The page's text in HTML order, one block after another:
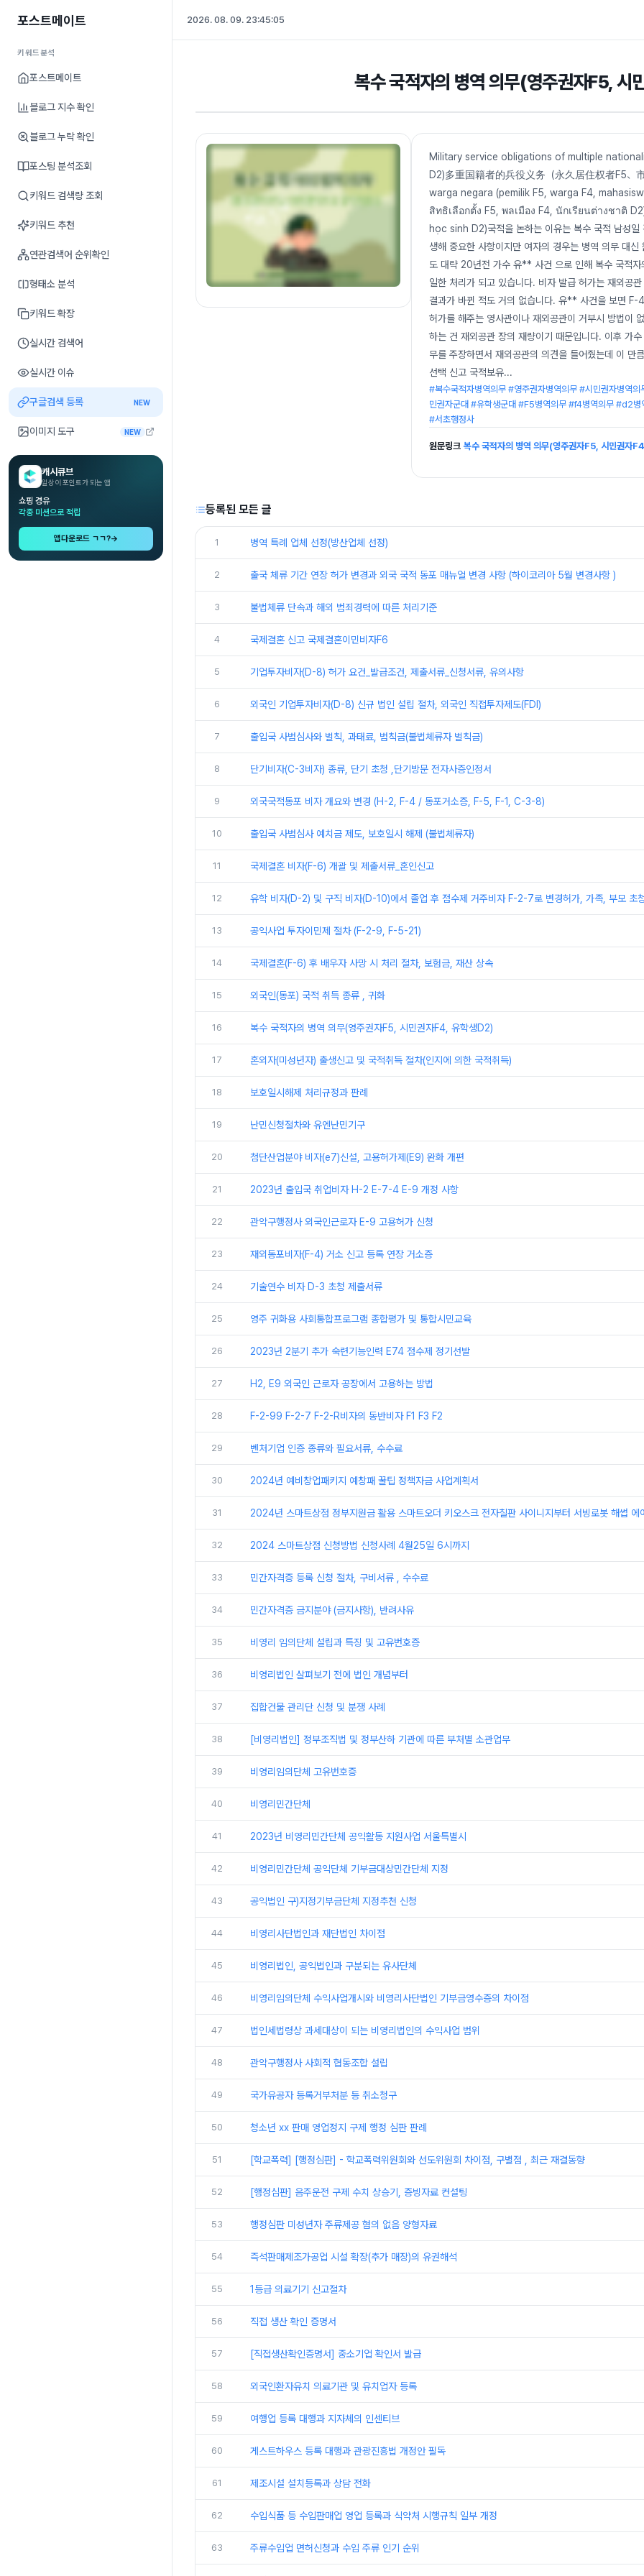
포스트메이트
키워드분석
포스트메이트
블로그 지수 확인
블로그 누락 확인
포스팅 분석조회
키워드 검색량 조회
키워드 추천
연관검색어 순위확인
형태소 분석
키워드 확장
실시간 검색어
실시간 이슈
구글검색 등록 NEW
이미지 도구 NEW
캐시큐브
일상이 포인트가 되는 앱
쇼핑 경유
각종 미션으로 적립
앱다운로드 ㄱㄱ?→
2026. 08. 09. 23:45:05
복수 국적자의 병역 의무(영주권자F5,
Military service obligations of multiple
D2)多重国籍者的兵役义务（永久居住权者F5
warga negara (pemilik F5, warga F4,
สิทธิเลือกตั้ง F5, พลเมือง F4, นักเรียนต่างชาติ
học sinh D2)국적을 논하는 이유는 복수 국적 남성일
생해 중요한 사항이지만 여자의 경우는 병역 의무 대
도 대략 20년전 가수 유** 사건 으로 인해 복수 국적
일한 처리가 되고 있습니다. 비자 발급 허가는 재외공
결과가 바뀐 적도 거의 없습니다. 유** 사건을 보면
허가를 해주는 영사관이나 재외공관이 거부시 방법이
하는 건 재외공관 장의 재량이기 때문입니다. 이후 가
무를 주장하면서 재외공관의 의견을 들어줬는데 이 만
선택 신고 국적보유...
#복수국적자병역의무 #영주권자병역의무 #시민권자병역
민권자군대 #유학생군대 #F5병역의무 #f4병역의무 #d2
#서초행정사
원문링크 복수 국적자의 병역 의무(영주권자F5, 시민권자
등록된 모든 글
1 병역 특례 업체 선정(방산업체 선정)
2 출국 체류 기간 연장 허가 변경과 외국 국적 동포 매뉴얼 변경 사항 (하이코리아 5월 변경사항 )
3 불법체류 단속과 해외 범죄경력에 따른 처리기준
4 국제결혼 신고 국제결혼이민비자F6
5 기업투자비자(D-8) 허가 요건_발급조건, 제출서류_신청서류, 유의사항
6 외국인 기업투자비자(D-8) 신규 법인 설립 절차, 외국인 직접투자제도(FDI)
7 출입국 사범심사와 벌칙, 과태료, 범칙금(불법체류자 벌칙금)
8 단기비자(C-3비자) 종류, 단기 초청 ,단기방문 전자사증인정서
9 외국국적동포 비자 개요와 변경 (H-2, F-4 / 동포거소증, F-5, F-1, C-3-8)
10 출입국 사범심사 예치금 제도, 보호일시 해제 (불법체류자)
11 국제결혼 비자(F-6) 개괄 및 제출서류_혼인신고
12 유학 비자(D-2) 및 구직 비자(D-10)에서 졸업 후 점수제 거주비자 F-2-7로 변경허가, 가족, 부모 초
13 공익사업 투자이민제 절차 (F-2-9, F-5-21)
14 국제결혼(F-6) 후 배우자 사망 시 처리 절차, 보험금, 재산 상속
15 외국인(동포) 국적 취득 종류 , 귀화
16 복수 국적자의 병역 의무(영주권자F5, 시민권자F4, 유학생D2)
17 혼외자(미성년자) 출생신고 및 국적취득 절차(인지에 의한 국적취득)
18 보호일시해제 처리규정과 판례
19 난민신청절차와 유엔난민기구
20 첨단산업분야 비자(e7)신설, 고용허가제(E9) 완화 개편
21 2023년 출입국 취업비자 H-2 E-7-4 E-9 개정 사항
22 관악구행정사 외국인근로자 E-9 고용허가 신청
23 재외동포비자(F-4) 거소 신고 등록 연장 거소증
24 기술연수 비자 D-3 초청 제출서류
25 영주 귀화용 사회통합프로그램 종합평가 및 통합시민교육
26 2023년 2분기 추가 숙련기능인력 E74 점수제 정기선발
27 H2, E9 외국인 근로자 공장에서 고용하는 방법
28 F-2-99 F-2-7 F-2-R비자의 동반비자 F1 F3 F2
29 벤처기업 인증 종류와 필요서류, 수수료
30 2024년 예비창업패키지 예창패 꿀팁 정책자금 사업계획서
31 2024년 스마트상점 정부지원금 활용 스마트오더 키오스크 전자칠판 사이니지부터 서빙로봇 해썹
32 2024 스마트상점 신청방법 신청사례 4월25일 6시까지
33 민간자격증 등록 신청 절차, 구비서류 , 수수료
34 민간자격증 금지분야 (금지사항), 반려사유
35 비영리 임의단체 설립과 특징 및 고유번호증
36 비영리법인 살펴보기 전에 법인 개념부터
37 집합건물 관리단 신청 및 분쟁 사례
38 [비영리법인] 정부조직법 및 정부산하 기관에 따른 부처별 소관업무
39 비영리임의단체 고유번호증
40 비영리민간단체
41 2023년 비영리민간단체 공익활동 지원사업 서울특별시
42 비영리민간단체 공익단체 기부금대상민간단체 지정
43 공익법인 구)지정기부금단체 지정추천 신청
44 비영리사단법인과 재단법인 차이점
45 비영리법인, 공익법인과 구분되는 유사단체
46 비영리임의단체 수익사업개시와 비영리사단법인 기부금영수증의 차이점
47 법인세법령상 과세대상이 되는 비영리법인의 수익사업 범위
48 관악구행정사 사회적 협동조합 설립
49 국가유공자 등록거부처분 등 취소청구
50 청소년 xx 판매 영업정지 구제 행정 심판 판례
51 [학교폭력] [행정심판] - 학교폭력위원회와 선도위원회 차이점, 구별점 , 최근 재결동향
52 [행정심판] 음주운전 구제 수치 상승기, 증빙자료 컨설팅
53 행정심판 미성년자 주류제공 혐의 없음 양형자료
54 즉석판매제조가공업 시설 확장(추가 매장)의 유권해석
55 1등급 의료기기 신고절차
56 직접 생산 확인 증명서
57 [직접생산확인증명서] 중소기업 확인서 발급
58 외국인환자유치 의료기관 및 유치업자 등록
59 여행업 등록 대행과 지자체의 인센티브
60 게스트하우스 등록 대행과 관광진흥법 개정안 필독
61 제조시설 설치등록과 상담 전화
62 수입식품 등 수입판매업 영업 등록과 식약처 시행규칙 일부 개정
63 주류수입업 면허신청과 수입 주류 인기 순위